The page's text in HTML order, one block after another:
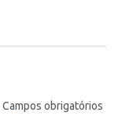
Campos obrigatórios